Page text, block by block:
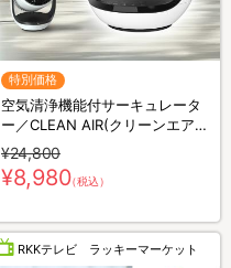
特別価格
空気清浄機能付サーキュレータ
ー／CLEAN AIR(クリーンエア
ー)／THREEUP(スリーアップ)
／軽量コンパクト／省エネ
¥24,800
¥8,980（税込）
RKKテレビ ラッキーマーケット